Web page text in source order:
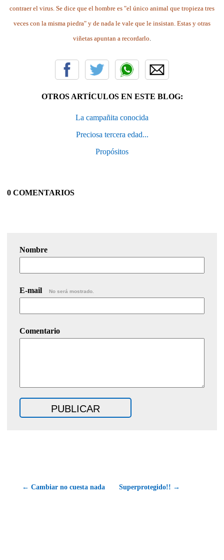
contraer el virus. Se dice que el hombre es "el único animal que tropieza tres
veces con la misma piedra" y de nada le vale que le insistan. Estas y otras
viñetas apuntan a recordarlo
OTROS ARTÍCULOS EN ESTE BLOG:
La campañita conocida
Preciosa tercera edad...
Propósitos
0 COMENTARIOS
Nombre
E-mail No será mostrado.
Comentario
← Cambiar no cuesta nada Superprotegido!! →